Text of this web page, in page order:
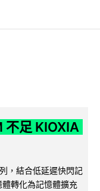
不足 KIOXIA
，結合低延遲快閃記
體轉化為記憶體擴充